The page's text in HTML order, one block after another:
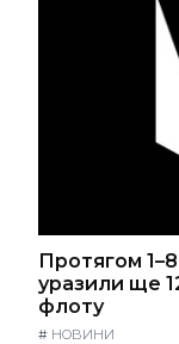
Протягом
уразили ще
флоту
# НОВИНИ